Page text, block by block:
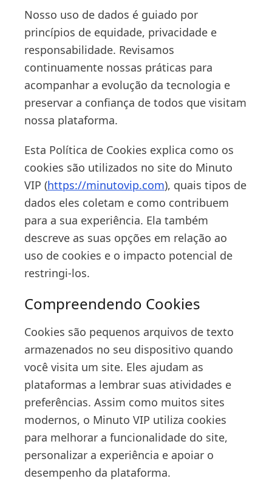
Nosso uso de dados é guiado por
princípios de equidade, privacidade e
responsabilidade. Revisamos
continuamente nossas práticas para
acompanhar a evolução da tecnologia e
preservar a confiança de todos que visitam
nossa plataforma.
Esta Política de Cookies explica como os
cookies são utilizados no site do Minuto
VIP (https://minutovip.com), quais tipos de
dados eles coletam e como contribuem
para a sua experiência. Ela também
descreve as suas opções em relação ao
uso de cookies e o impacto potencial de
restringi-los.
Compreendendo Cookies
Cookies são pequenos arquivos de texto
armazenados no seu dispositivo quando
você visita um site. Eles ajudam as
plataformas a lembrar suas atividades e
preferências. Assim como muitos sites
modernos, o Minuto VIP utiliza cookies
para melhorar a funcionalidade do site,
personalizar a experiência e apoiar o
desempenho da plataforma.